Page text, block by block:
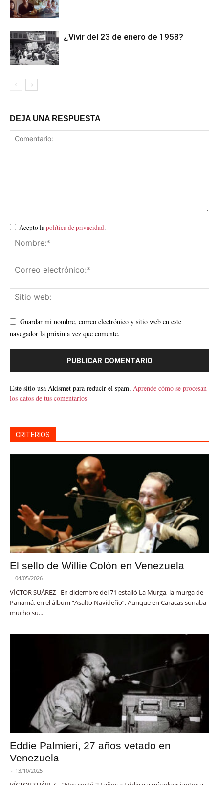
¿Vivir del 23 de enero de 1958?
DEJA UNA RESPUESTA
Acepto lapolítica de privacidad.
Guardar mi nombre, correo electrónico y sitio web en este
navegador la próxima vez que comente.
Este sitio usa Akismet para reducir el spam. Aprende cómo se procesan
los datos de tus comentarios.
CRITERIOS
El sello de Willie Colón en Venezuela
- 04/05/2026
VÍCTOR SUÁREZ - En diciembre del 71 estalló La Murga, la murga de
Panamá, en el álbum “Asalto Navideño”. Aunque en Caracas sonaba
mucho su...
Eddie Palmieri, 27 años vetado en
Venezuela
- 13/10/2025